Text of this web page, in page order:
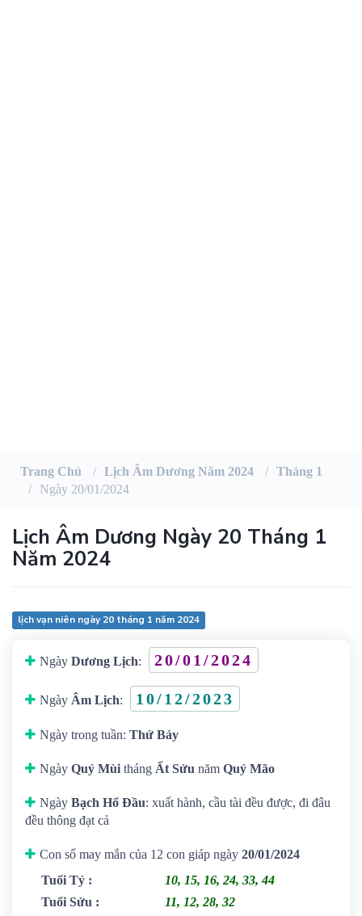
Trang Chủ Lịch Âm Dương Năm 2024
Tháng 1
Ngày 20/01/2024
Lịch Âm Dương Ngày 20 Tháng 1
Năm 2024
lịch vạn niên ngày 20 tháng 1 năm 2024
Ngày Dương Lịch: 20/01/2024
Ngày Âm Lịch: 10/12/2023
Ngày trong tuần: Thứ Bảy
Ngày Quý Mùi tháng Ất Sửu năm Quý Mão
Ngày Bạch Hổ Đầu: xuất hành, cầu tài đều được, đi đâu
đều thông đạt cả
Con số may mắn của 12 con giáp ngày 20/01/2024
Tuổi Tý :
10, 15, 16, 24, 33, 44
Tuổi Sửu :
11, 12, 28, 32